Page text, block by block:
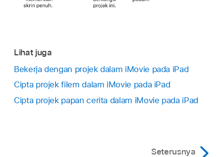
Lihat juga
Bekerja dengan projek dalam iMovie pada iPad
Cipta projek filem dalam iMovie pada iPad
Cipta projek papan cerita dalam iMovie pada iPad
Seterusnya